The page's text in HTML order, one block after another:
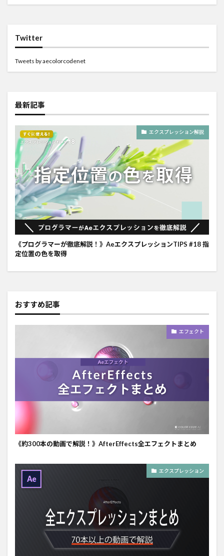
Twitter
Tweets by aecolorcodenet
最新記事
エクスプレッション解説
《プログラマーが徹底解説！》AeエクスプレッションTIPS #18 指
定位置の色を取得
おすすめ記事
エフェクト
《約300本の動画で解説！》AfterEffects全エフェクトまとめ
エクスプレッション